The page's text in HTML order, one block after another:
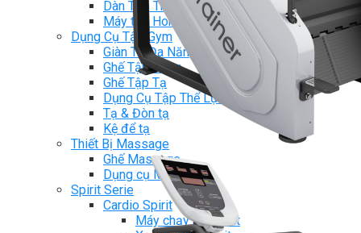
Dàn Tập Thể Lực 360
Máy tập Home Gym
Dụng Cụ Tập Gym
Giàn Tạ Đa Năng
Ghế Tập Bụng
Ghế Tập Tạ
Dụng Cụ Tập Thể Lực
Tạ & Đòn tạ
Kệ để tạ
Thiết Bị Massage
Ghế Massage
Dụng cụ Massage
Spirit Serie
Cardio Spirit
Máy chạy bộ Spirit